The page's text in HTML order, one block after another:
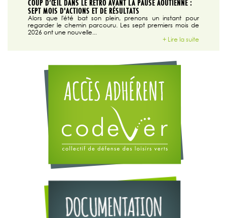
COUP D’ŒIL DANS LE RÉTRO AVANT LA PAUSE AOUTIENNE :
SEPT MOIS D'ACTIONS ET DE RÉSULTATS
Alors que l'été bat son plein, prenons un instant pour
regarder le chemin parcouru. Les sept premiers mois de
2026 ont une nouvelle...
+ Lire la suite